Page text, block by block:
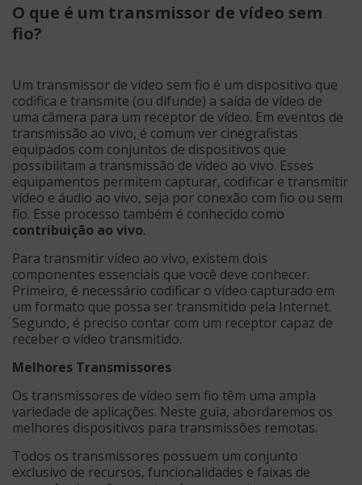
O que é um transmissor de vídeo sem
fio?
Um transmissor de vídeo sem fio é um dispositivo que
codifica e transmite (ou difunde) a saída de vídeo de
uma câmera para um receptor de vídeo. Em eventos de
transmissão ao vivo, é comum ver cinegrafistas
equipados com conjuntos de dispositivos que
possibilitam a transmissão de vídeo ao vivo. Esses
equipamentos permitem capturar, codificar e transmitir
vídeo e áudio ao vivo, seja por conexão com fio ou sem
fio. Esse processo também é conhecido como
contribuição ao vivo.
Para transmitir vídeo ao vivo, existem dois
componentes essenciais que você deve conhecer.
Primeiro, é necessário codificar o vídeo capturado em
um formato que possa ser transmitido pela Internet.
Segundo, é preciso contar com um receptor capaz de
receber o vídeo transmitido.
Melhores Transmissores
Os transmissores de vídeo sem fio têm uma ampla
variedade de aplicações. Neste guia, abordaremos os
melhores dispositivos para transmissões remotas.
Todos os transmissores possuem um conjunto
exclusivo de recursos, funcionalidades e faixas de